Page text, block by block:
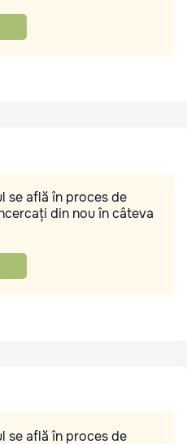
se află în proces de
din nou în câteva
se află în proces de